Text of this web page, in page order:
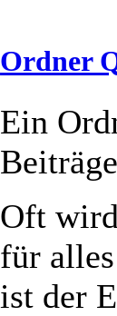
Ordner
Ein
Oft
für
ist der